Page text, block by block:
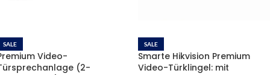
SALE
Video-
(2-
SALE
Smarte Hikvision Premium
Video-Türklingel: mit